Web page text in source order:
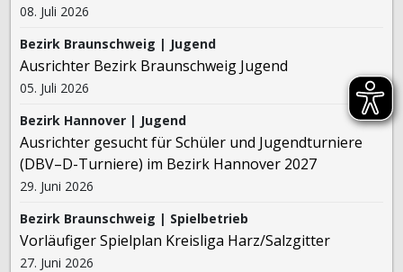
08. Juli 2026
Bezirk Braunschweig | Jugend
Ausrichter Bezirk Braunschweig Jugend
05. Juli 2026
Bezirk Hannover | Jugend
Ausrichter gesucht für Schüler und Jugendturniere
(DBV–D-Turniere) im Bezirk Hannover 2027
29. Juni 2026
Bezirk Braunschweig | Spielbetrieb
Vorläufiger Spielplan Kreisliga Harz/Salzgitter
27. Juni 2026